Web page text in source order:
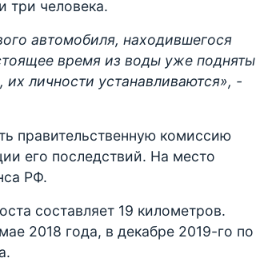
три человека.
автомобиля, находившегося
время из воды уже подняты
личности устанавливаются», -
правительственную комиссию
его последствий. На место
РФ.
составляет 19 километров.
2018 года, в декабре 2019-го по